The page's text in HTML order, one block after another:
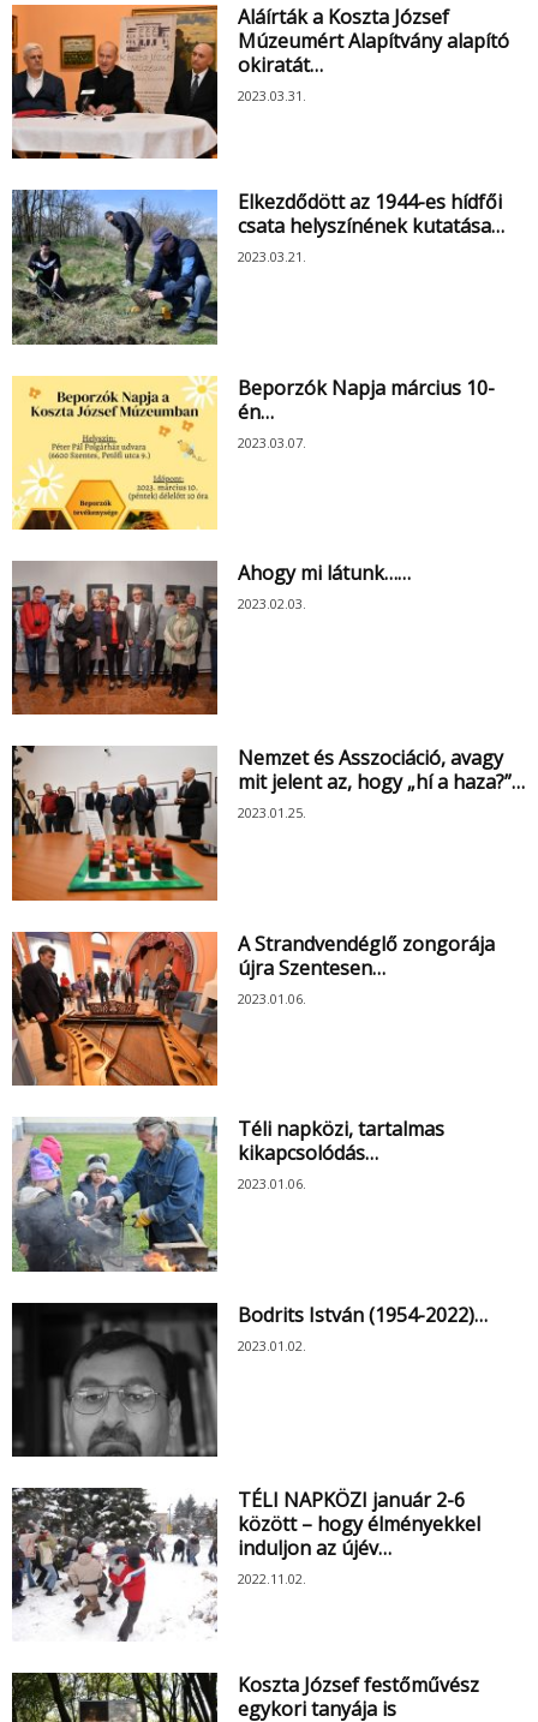
Aláírták a Koszta József
Múzeumért Alapítvány alapító
okiratát…
2023.03.31.
Elkezdődött az 1944-es hídfői
csata helyszínének kutatása…
2023.03.21.
Beporzók Napja március 10-
én…
2023.03.07.
Ahogy mi látunk……
2023.02.03.
Nemzet és Asszociáció, avagy
mit jelent az, hogy „hí a haza?”…
2023.01.25.
A Strandvendéglő zongorája
újra Szentesen…
2023.01.06.
Téli napközi, tartalmas
kikapcsolódás…
2023.01.06.
Bodrits István (1954-2022)…
2023.01.02.
TÉLI NAPKÖZI január 2-6
között – hogy élményekkel
induljon az újév…
2022.11.02.
Koszta József festőművész
egykori tanyája is